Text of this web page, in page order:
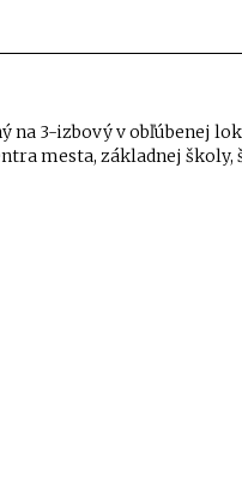
3-izbový v obľúbenej
mesta, základnej školy,